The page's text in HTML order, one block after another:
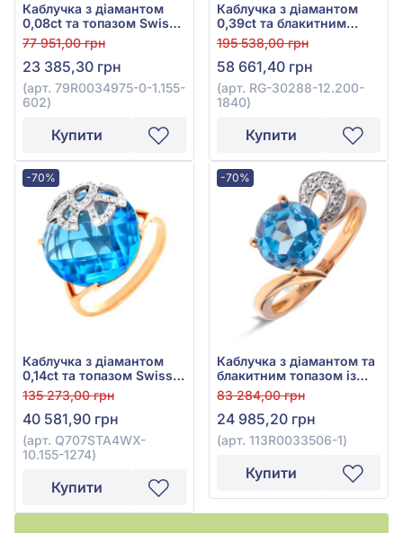
Каблучка з діамантом
0,08ct та топазом Swiss
Blue 2,71ct з червоного
золота 585°, арт.
79R0034975-0-1.155-602
77 951,00 грн
23 385,30 грн
(арт. 79R0034975-0-1.155-
602)
Купити
Каблучка з діамантом
0,39ct та блакитним
топазом 15ct із
червоного золота 585°,
арт. RG-30288-12.200-
1840
195 538,00 грн
58 661,40 грн
(арт. RG-30288-12.200-
1840)
Купити
-70%
Каблучка з діамантом
0,14ct та топазом Swiss
Blue 13,51ct із червоного
золота 585°, арт.
Q707STA4WX-10.155-1274
135 273,00 грн
40 581,90 грн
(арт. Q707STA4WX-
10.155-1274)
Купити
-70%
Каблучка з діамантом та
блакитним топазом із
червоного золота 585°,
арт. 113R0033506-1
83 284,00 грн
24 985,20 грн
(арт. 113R0033506-1)
Купити